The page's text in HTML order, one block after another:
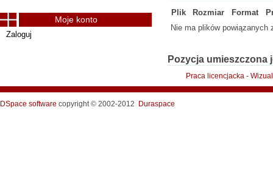
Plik Rozmiar Format
Nie ma plików powiązanych
Pozycja
Praca licencjacka -
Moje konto
Zaloguj
DSpace software copyright © 2002-2012 Duraspace